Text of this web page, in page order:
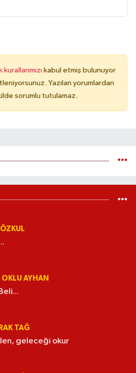
kabul etmiş bulunuyor
Yazılan yorumlardan
sorumlu tutulamaz.
AYHAN
TAĞ
geleceği okur